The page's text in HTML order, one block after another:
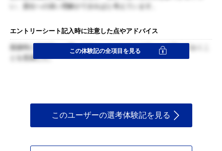
い、貴社への深い理解ができればと考えています。
エントリーシート記入時に注意した点やアドバイス
面接時に面接官から聞いてほしいことをあえて穴として開けておくこ
とを意識した。
この体験記の全項目を見る
このユーザーの選考体験記を見る